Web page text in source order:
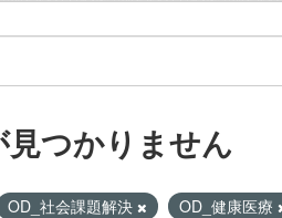
つかりません
OD_社会課題解決 OD_健康医療